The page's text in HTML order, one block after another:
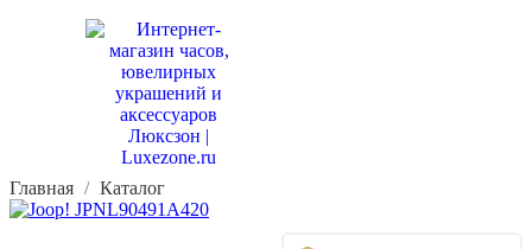
Главная Каталог